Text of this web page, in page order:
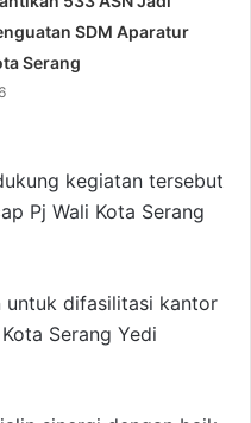
SDM Aparatur
Serang
kegiatan tersebut
Pj Wali Kota Serang
untuk difasilitasi kantor
Serang Yedi